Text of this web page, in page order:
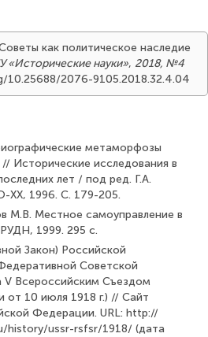
как политическое наследие
«Исторические науки», 2018, №4
10.25688/2076-9105.2018.32.4.04
метаморфозы
Исто­рические исследования в
лет / под ред. Г.А.
ХХ, 1996. С. 179-205.
М.В. Местное самоуправление в
1999. 295 с.
Закон) Российской
Советской
V Всероссийским Съездом
от 10 июля 1918 г.) // Сайт
Федерации. URL: http://
history/ussr-rsfsr/1918/ (дата